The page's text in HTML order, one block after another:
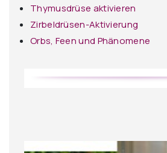
Thymusdrüse aktivieren
Zirbeldrüsen-Aktivierung
Orbs, Feen und Phänomene